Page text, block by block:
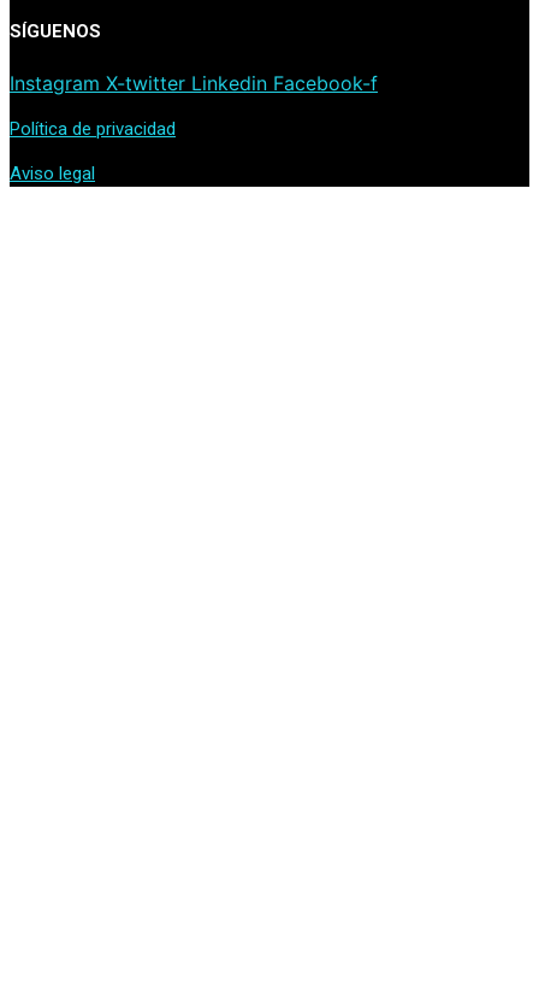
SÍGUENOS
Instagram X-twitter Linkedin Facebook-f
Política de privacidad
Aviso legal